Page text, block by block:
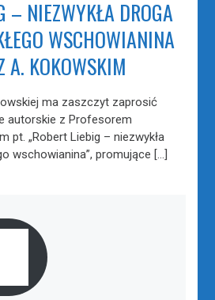
– NIEZWYKŁA DROGA
WSCHOWIANINA
A. KOKOWSKIM
ma zaszczyt zaprosić
autorskie z Profesorem
pt. „Robert Liebig – niezwykła
wschowianina”, promujące […]